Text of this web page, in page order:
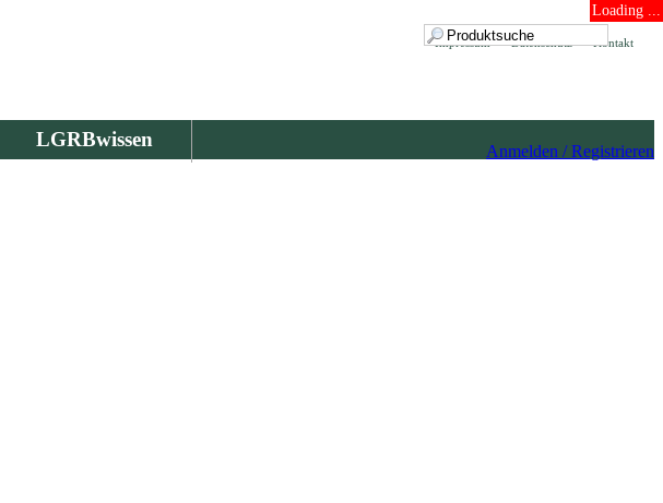
Loading ...
Kontakt
Datenschutz
Impressum
LGRBwissen
Anmelden / Registrieren